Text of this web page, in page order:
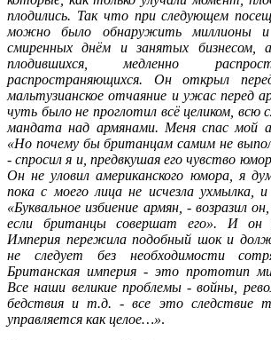
плодились. Так что при следующем
можно было обнаружить миллионы и
смиренных днём и занятых
плодившихся, медленно
распространяющихся. Он открыл
мальтузианское отчаяние и ужас перед
чуть было не проглотил всё целиком, всю
мандата над армянами. Меня спас мой
«Но почему бы британцам самим не
- спросил я и, предвкушая его чувство
Он не уловил американского юмора, я
пока с моего лица не исчезла ухмылка,
«Буквальное избиение армян, - возразил
если британцы совершат его». И он
Империя пережила подобный шок и
не следует без необходимости
Британская империя - это прототип
Все наши великие проблемы - войны,
бедствия и т.д. - все это следствие
управляется как целое…».